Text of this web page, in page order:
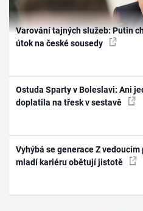
Varování tajných služeb: Putin
útok na české sousedy
Ostuda Sparty v Boleslavi: Ani
doplatila na třesk v sestavě
Vyhýbá se generace Z
mladí kariéru obětují jistotě